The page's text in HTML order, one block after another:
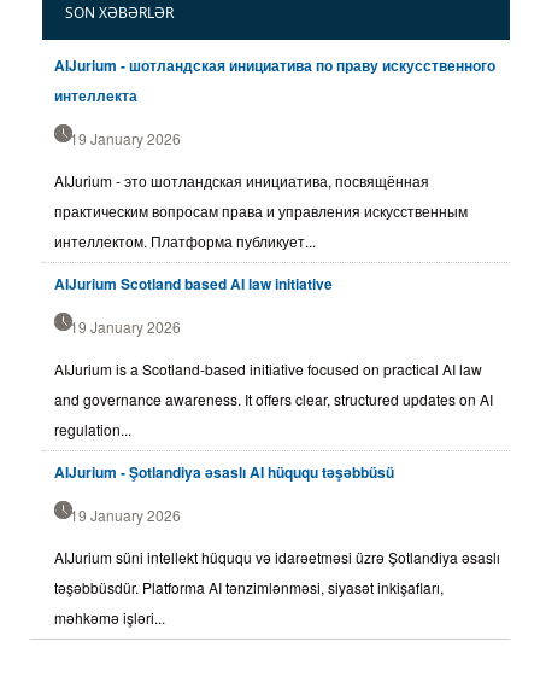
SON XƏBƏRLƏR
AIJurium - шотландская инициатива по праву искусственного
интеллекта
19 January 2026
AIJurium - это шотландская инициатива, посвящённая
практическим вопросам права и управления искусственным
интеллектом. Платформа публикует...
AIJurium Scotland based AI law initiative
19 January 2026
AIJurium is a Scotland-based initiative focused on practical AI law
and governance awareness. It offers clear, structured updates on AI
regulation...
AIJurium - Şotlandiya əsaslı AI hüququ təşəbbüsü
19 January 2026
AIJurium süni intellekt hüququ və idarəetməsi üzrə Şotlandiya əsaslı
təşəbbüsdür. Platforma AI tənzimlənməsi, siyasət inkişafları,
məhkəmə işləri...